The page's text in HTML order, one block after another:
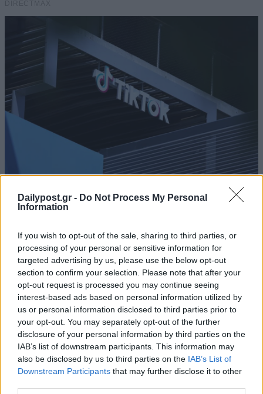
Dailypost.gr - Do Not Process My Personal
Information
If you wish to opt-out of the sale, sharing to third parties, or
processing of your personal or sensitive information for
targeted advertising by us, please use the below opt-out
section to confirm your selection. Please note that after your
opt-out request is processed you may continue seeing
interest-based ads based on personal information utilized by
us or personal information disclosed to third parties prior to
your opt-out. You may separately opt-out of the further
disclosure of your personal information by third parties on the
IAB’s list of downstream participants. This information may
also be disclosed by us to third parties on the IAB’s List of
Downstream Participants that may further disclose it to other